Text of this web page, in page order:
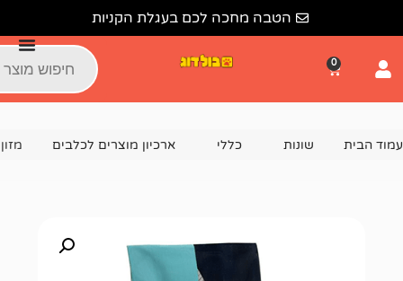
הטבה מחכה לכם בעגלת הקניות
ארכיון מוצרים לכלבים מזון לגורי כלבים